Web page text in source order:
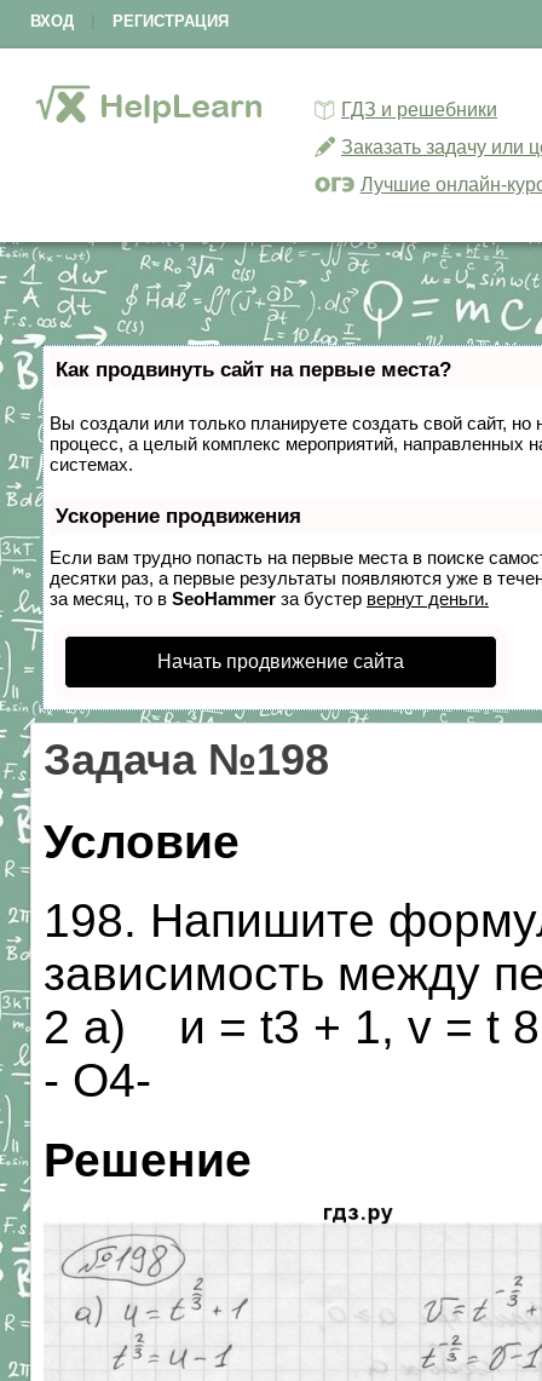
ВХОД РЕГИСТРАЦИЯ
ГДЗ и решебники
Заказать задачу или
Лучшие онлайн-
Как продвинуть сайт на первые места?
Вы создали или только планируете создать свой сайт,
процесс, а целый комплекс мероприятий, направленных
системах.
Ускорение продвижения
Если вам трудно попасть на первые места в поиске
десятки раз, а первые результаты появляются уже в
за месяц, то в SeoHammer за бустер вернут деньги.
Начать продвижение сайта
Задача №198
Условие
198. Напишите
зависимость между
2 а) и = t3 + 1, v = t
- О4-
Решение